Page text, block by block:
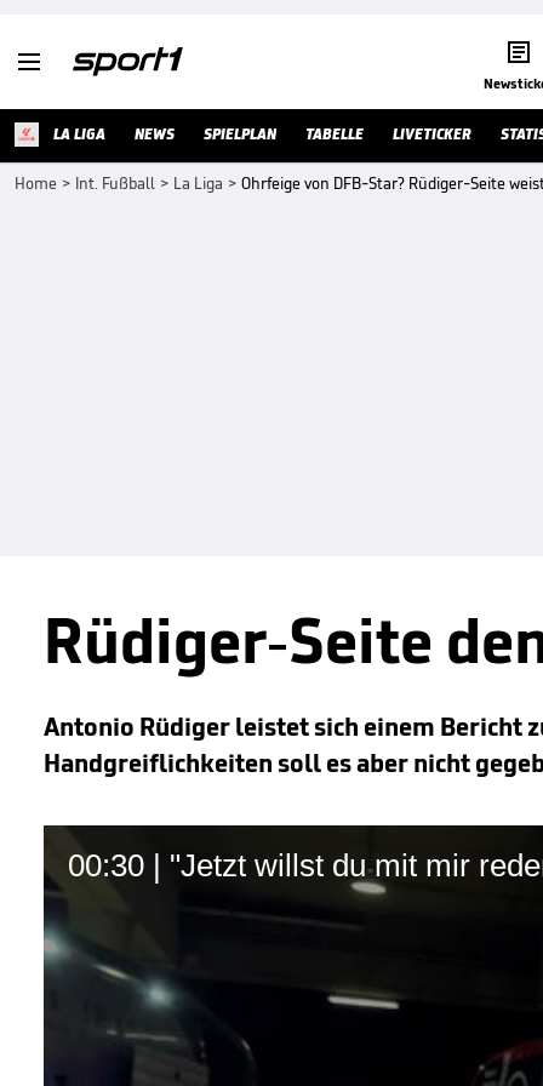
 
LA LIGA NEWS SPIELPLAN TABELLE LIVETICKER
Home > Int. Fußball > La Liga > Ohrfeige von DFB-Star? Rüdiger-Seite
Rüdiger-Seite
Antonio Rüdiger leistet sich einem Bericht
Handgreiflichkeiten soll es aber nicht
00:30 | "Jetzt willst du mit mir